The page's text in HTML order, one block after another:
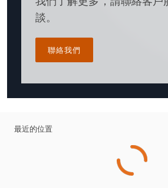
談。
聯絡我們
最近的位置